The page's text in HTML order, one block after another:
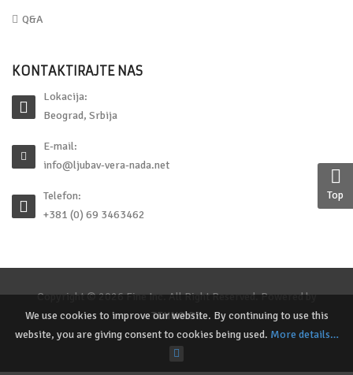
Q&A
KONTAKTIRAJTE NAS
Lokacija:
Beograd, Srbija
E-mail:
info@ljubav-vera-nada.net
Telefon:
+381 (0) 69 3463462
Copyright © 2026 Fine Inc. All Right Reserved. Powered by
TEHNO.RS
Top
We use cookies to improve our website. By continuing to use this
website, you are giving consent to cookies being used. More details…